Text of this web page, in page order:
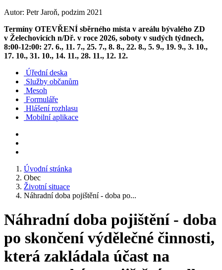
Autor: Petr Jaroň, podzim 2021
Termíny OTEVŘENÍ sběrného místa v areálu bývalého ZD
v Želechovicích n/Dř. v roce 2026, soboty v sudých týdnech,
8:00-12:00: 27. 6., 11. 7., 25. 7., 8. 8., 22. 8., 5. 9., 19. 9., 3. 10.,
17. 10., 31. 10., 14. 11., 28. 11., 12. 12.
Úřední deska
Služby občanům
Mesoh
Formuláře
Hlášení rozhlasu
Mobilní aplikace
Úvodní stránka
Obec
Životní situace
Náhradní doba pojištění - doba po...
Náhradní doba pojištění - doba
po skončení výdělečné činnosti,
která zakládala účast na